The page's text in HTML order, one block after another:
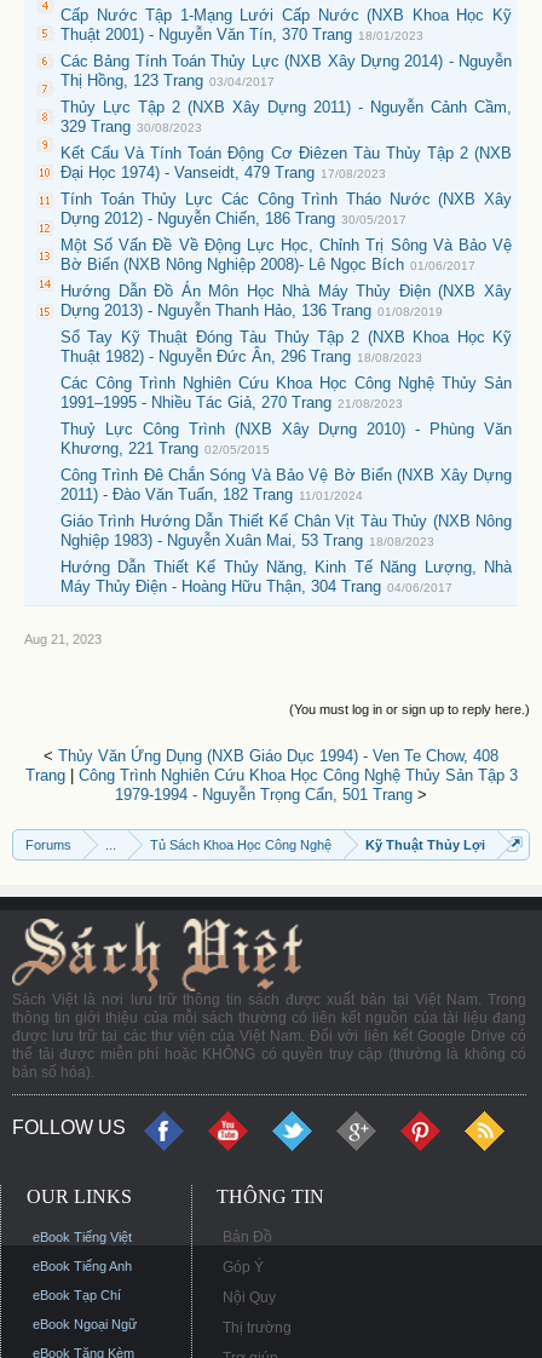
Cấp Nước Tập 1-Mạng Lưới Cấp Nước (NXB Khoa Học Kỹ
Thuật 2001) - Nguyễn Văn Tín, 370 Trang 18/01/2023
Các Bảng Tính Toán Thủy Lực (NXB Xây Dựng 2014) - Nguyễn
Thị Hồng, 123 Trang 03/04/2017
Thủy Lực Tập 2 (NXB Xây Dựng 2011) - Nguyễn Cảnh Cầm,
329 Trang 30/08/2023
Kết Cấu Và Tính Toán Động Cơ Điêzen Tàu Thủy Tập 2 (NXB
Đại Học 1974) - Vanseidt, 479 Trang 17/08/2023
Tính Toán Thủy Lực Các Công Trình Tháo Nước (NXB Xây
Dựng 2012) - Nguyễn Chiến, 186 Trang 30/05/2017
Một Số Vấn Đề Về Động Lực Học, Chỉnh Trị Sông Và Bảo Vệ
Bờ Biển (NXB Nông Nghiệp 2008)- Lê Ngọc Bích 01/06/2017
Hướng Dẫn Đồ Án Môn Học Nhà Máy Thủy Điện (NXB Xây
Dựng 2013) - Nguyễn Thanh Hảo, 136 Trang 01/08/2019
Sổ Tay Kỹ Thuật Đóng Tàu Thủy Tập 2 (NXB Khoa Học Kỹ
Thuật 1982) - Nguyễn Đức Ân, 296 Trang 18/08/2023
Các Công Trình Nghiên Cứu Khoa Học Công Nghệ Thủy Sản
1991–1995 - Nhiều Tác Giả, 270 Trang 21/08/2023
Thuỷ Lực Công Trình (NXB Xây Dựng 2010) - Phùng Văn
Khương, 221 Trang 02/05/2015
Công Trình Đê Chắn Sóng Và Bảo Vệ Bờ Biển (NXB Xây Dựng
2011) - Đào Văn Tuấn, 182 Trang 11/01/2024
Giáo Trình Hướng Dẫn Thiết Kế Chân Vịt Tàu Thủy (NXB Nông
Nghiệp 1983) - Nguyễn Xuân Mai, 53 Trang 18/08/2023
Hướng Dẫn Thiết Kế Thủy Năng, Kinh Tế Năng Lượng, Nhà
Máy Thủy Điện - Hoàng Hữu Thận, 304 Trang 04/06/2017
Aug 21, 2023
(You must log in or sign up to reply here.)
< Thủy Văn Ứng Dụng (NXB Giáo Dục 1994) - Ven Te Chow, 408
Trang| Công Trình Nghiên Cứu Khoa Học Công Nghệ Thủy Sản Tập 3
1979-1994 - Nguyễn Trọng Cẩn, 501 Trang >
Forums Tủ Sách Khoa Học Công Nghệ Kỹ Thuật Thủy Lợi
Sách Việt là nơi lưu trữ thông tin sách được xuất bản tại Việt Nam. Trong
thông tin giới thiệu của mỗi sách thường có liên kết nguồn của tài liệu đang
được lưu trữ tại các thư viện của Việt Nam. Đối với liên kết Google Drive có
thể tải được miễn phí hoặc KHÔNG có quyền truy cập (thường là không có
bản số hóa).
FOLLOW US
OUR LINKS
eBook Tiếng Việt
eBook Tiếng Anh
eBook Tạp Chí
eBook Ngoại Ngữ
eBook Tặng Kèm
THÔNG TIN
Bản Đồ
Góp Ý
Nội Quy
Thị trường